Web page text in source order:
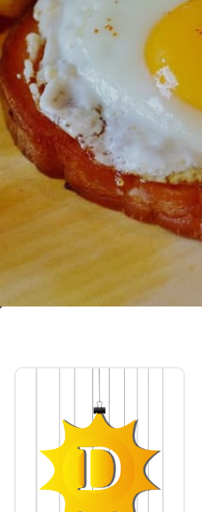
ഉയർന്ന
പോലുള്ള അവശ്യ
Image credits: Pixabay